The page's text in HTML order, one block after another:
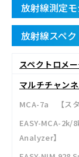
放射線測定
放射線スペ
スペクトロメ
マルチチャン
MCA-7a 【スタ
EASY-MCA-
Analyzer】